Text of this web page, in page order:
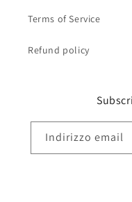
Terms of Service
Refund policy
Indirizzo email